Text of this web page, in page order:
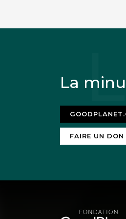
La
FAIRE UN DON